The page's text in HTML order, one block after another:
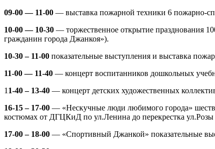
09-00 — 11-00 — выставка пожарной техники 6 пожарно-
10-00 — 10-30 — торжественное открытие празднования
гражданин города Джанкоя»).
10-30 – 11-00 показательные выступления и выставка
11-00 — 11-40 — концерт воспитанников дошкольных
1 1-40 – 13-40 — концерт детских художественных
16-15 – 17-00 — «Нескучные люди любимого города»
костюмах от ДГЦКиД по ул.Ленина до перекрестка
17-00 – 18-00 — «Спортивный Джанкой» показательные